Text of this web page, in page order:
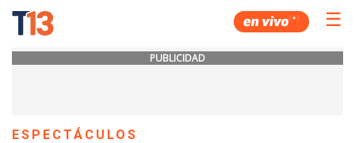
☰
PUBLICIDAD
ESPECTÁCULOS